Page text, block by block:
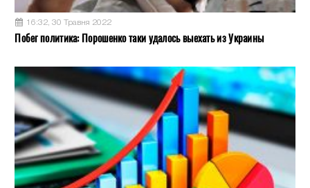
16:32, 30 Травня 2022
Побег политика: Порошенко таки удалось выехать из Украины